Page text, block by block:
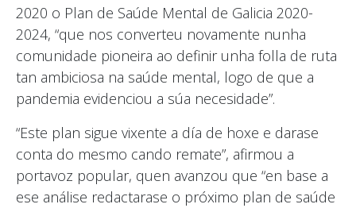
2020 o Plan de Saúde Mental de Galicia 2020-
2024, “que nos converteu novamente nunha
comunidade pioneira ao definir unha folla de ruta
tan ambiciosa na saúde mental, logo de que a
pandemia evidenciou a súa necesidade”.
“Este plan sigue vixente a día de hoxe e darase
conta do mesmo cando remate”, afirmou a
portavoz popular, quen avanzou que “en base a
ese análise redactarase o próximo plan de saúde